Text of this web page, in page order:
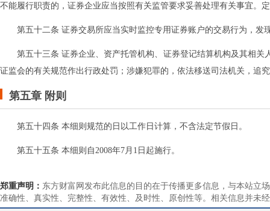
不能履行职责的，证券企业应当按照有关监管要求妥善处理有关事宜。
第五十二条 证券交易所应当实时监控专用证券账户的交易行为，
第五十三条 证券企业、资产托管机构、证券登记结算机构及其相
证监会的有关规范作出行政处罚；涉嫌犯罪的，依法移送司法机关，追
第五章 附则
第五十四条 本细则规范的日以工作日计算，不含法定节假日。
第五十五条 本细则自2008年7月1日起施行。
郑重声明： 东方财富网发布此信息的目的在于传播更多信息，与本站立
准确性、真实性、完整性、有效性、及时性、原创性等。相关信息并未